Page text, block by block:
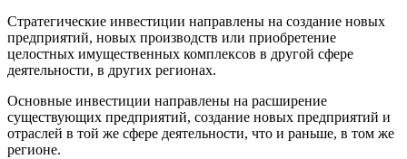
Стратегические инвестиции направлены на создание новых
предприятий, новых производств или приобретение
целостных имущественных комплексов в другой сфере
деятельности, в других регионах.
Основные инвестиции направлены на расширение
существующих предприятий, создание новых предприятий и
отраслей в той же сфере деятельности, что и раньше, в том же
регионе.